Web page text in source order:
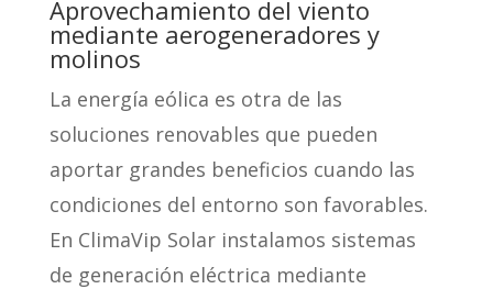
Aprovechamiento del viento
mediante aerogeneradores y
molinos
La energía eólica es otra de las
soluciones renovables que pueden
aportar grandes beneficios cuando las
condiciones del entorno son favorables.
En ClimaVip Solar instalamos sistemas
de generación eléctrica mediante